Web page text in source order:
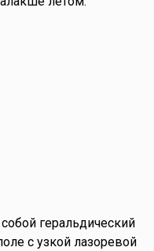
геральдический
с узкой лазоревой